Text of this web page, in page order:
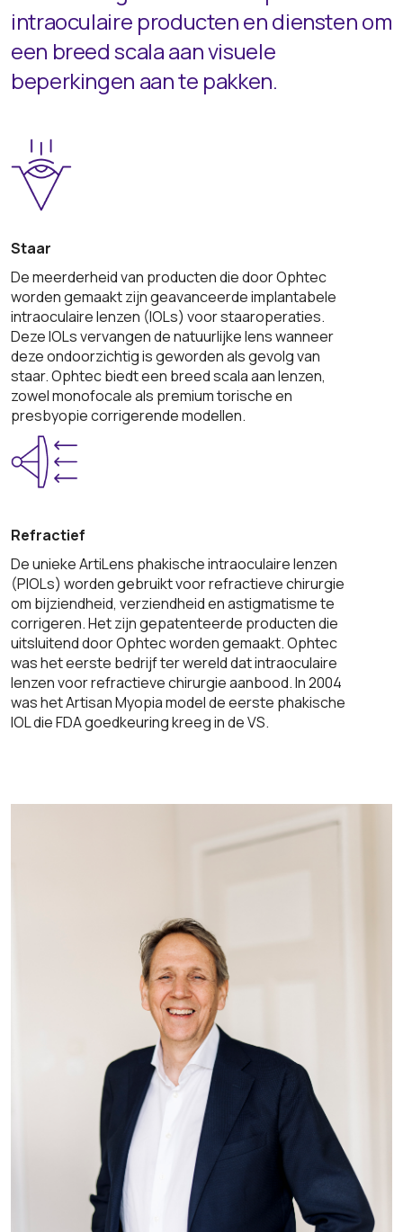
intraoculaire producten en diensten om
een breed scala aan visuele
beperkingen aan te pakken.
Staar
De meerderheid van producten die door Ophtec
worden gemaakt zijn geavanceerde implantabele
intraoculaire lenzen (IOLs) voor staaroperaties.
Deze IOLs vervangen de natuurlijke lens wanneer
deze ondoorzichtig is geworden als gevolg van
staar. Ophtec biedt een breed scala aan lenzen,
zowel monofocale als premium torische en
presbyopie corrigerende modellen.
Refractief
De unieke ArtiLens phakische intraoculaire lenzen
(PIOLs) worden gebruikt voor refractieve chirurgie
om bijziendheid, verziendheid en astigmatisme te
corrigeren. Het zijn gepatenteerde producten die
uitsluitend door Ophtec worden gemaakt. Ophtec
was het eerste bedrijf ter wereld dat intraoculaire
lenzen voor refractieve chirurgie aanbood. In 2004
was het Artisan Myopia model de eerste phakische
IOL die FDA goedkeuring kreeg in de VS.